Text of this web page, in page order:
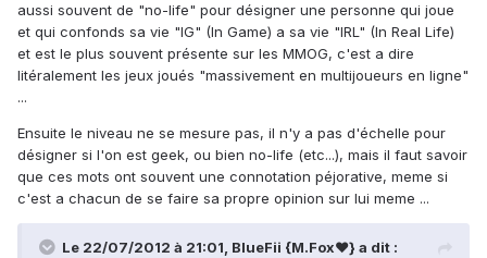
aussi souvent de "no-life" pour désigner une personne qui joue
et qui confonds sa vie "IG" (In Game) a sa vie "IRL" (In Real Life)
et est le plus souvent présente sur les MMOG, c'est a dire
litéralement les jeux joués "massivement en multijoueurs en ligne"
...
Ensuite le niveau ne se mesure pas, il n'y a pas d'échelle pour
désigner si l'on est geek, ou bien no-life (etc...), mais il faut savoir
que ces mots ont souvent une connotation péjorative, meme si
c'est a chacun de se faire sa propre opinion sur lui meme ...
Le 22/07/2012 à 21:01, BlueFii {M.Fox♥} a dit :